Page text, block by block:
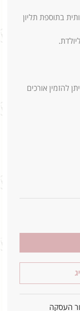
בתוספת תליון
של 45 ס״מ (ניתן להזמין אורכים